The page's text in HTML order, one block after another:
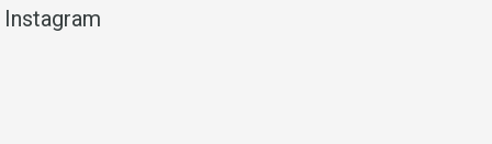
Instagram